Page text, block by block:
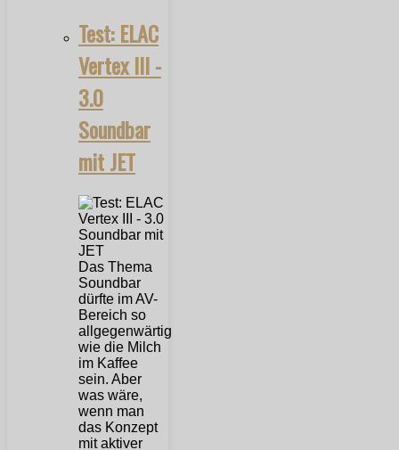
Test: ELAC
Vertex III -
3.0
Soundbar
mit JET
Das Thema
Soundbar
dürfte im AV-
Bereich so
allgegenwärtig
wie die Milch
im Kaffee
sein. Aber
was wäre,
wenn man
das Konzept
mit aktiver